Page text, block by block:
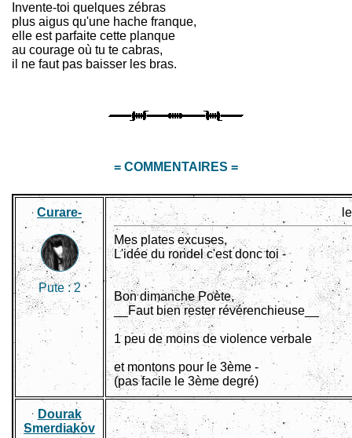
Invente-toi quelques zébras
plus aigus qu'une hache franque,
elle est parfaite cette planque
au courage où tu te cabras,
il ne faut pas baisser les bras.
= COMMENTAIRES =
Curare-
Pute :2
Mes plates excuses,
L'idée du rondel c'est donc toi -
Bon dimanche Poète,
__Faut bien rester révérenchieuse__
1 peu de moins de violence verbale
et montons pour le 3ème -
(pas facile le 3ème degré)
Dourak
Smerdiakov